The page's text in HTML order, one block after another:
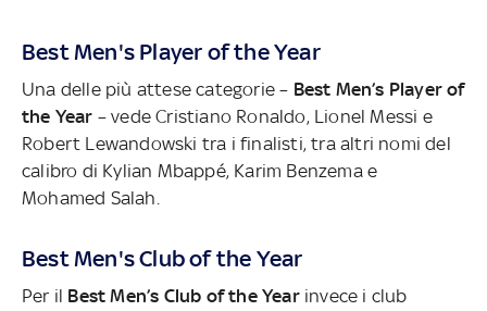
Best Men's Player of the Year
Una delle più attese categorie – Best Men’s Player of
the Year – vede Cristiano Ronaldo, Lionel Messi e
Robert Lewandowski tra i finalisti, tra altri nomi del
calibro di Kylian Mbappé, Karim Benzema e
Mohamed Salah.
Best Men's Club of the Year
Per il Best Men’s Club of the Year invece i club